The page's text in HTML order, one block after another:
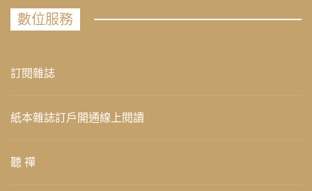
數位服務
訂閱雜誌
紙本雜誌訂戶開通線上閱讀
聽 禪